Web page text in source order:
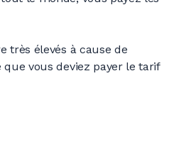
très élevés à cause de
que vous deviez payer le tarif